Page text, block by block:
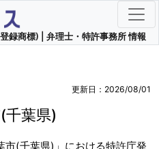
録商標) | 弁理士・特許事務所 情報
更新日：2026/08/01
千葉県)
市(千葉県)」における特許庁発